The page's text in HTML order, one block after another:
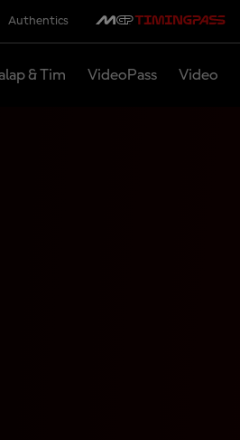
Authentics
& Tim VideoPass Video